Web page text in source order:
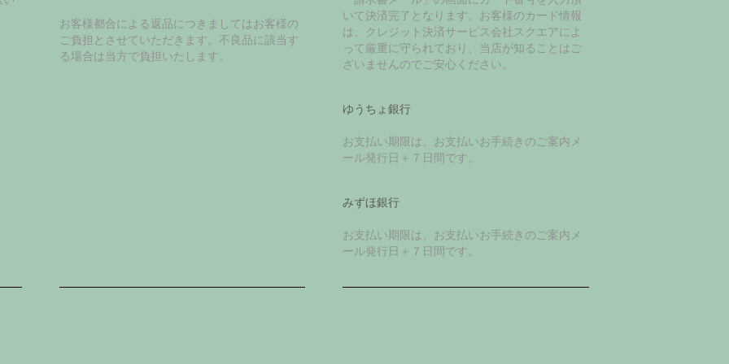
お客様都合による返品につきましてはお客様の
ご負担とさせていただきます。不良品に該当す
る場合は当方で負担いたします。
いて決済完了となります。お客様のカード情報
は、クレジット決済サービス会社スクエアによ
って厳重に守られており、当店が知ることはご
ざいませんのでご安心ください。
ゆうちょ銀行
お支払い期限は、お支払いお手続きのご案内メ
ール発行日＋７日間です。
みずほ銀行
お支払い期限は、お支払いお手続きのご案内メ
ール発行日＋７日間です。